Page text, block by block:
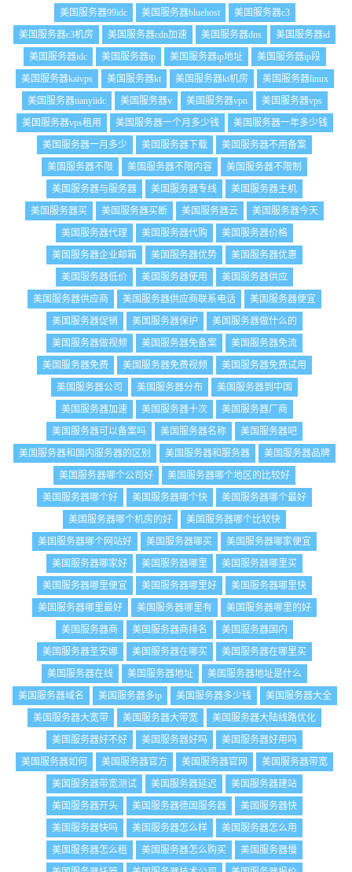
美国服务器99idc
美国服务器bluehost
美国服务器c3
美国服务器c3机房
美国服务器cdn加速 美国服务器dns
美国服务器id
美国服务器idc
美国服务器ip 美国服务器ip地址
美国服务器ip段
美国服务器kaivps
美国服务器kt 美国服务器kt机房
美国服务器linux
美国服务器tianyiidc
美国服务器v 美国服务器vpn
美国服务器vps
美国服务器vps租用
美国服务器一个月多少钱
美国服务器一年多少钱
美国服务器一月多少
美国服务器下载
美国服务器不用备案
美国服务器不限
美国服务器不限内容
美国服务器不限制
美国服务器与服务器
美国服务器专线
美国服务器主机
美国服务器买
美国服务器买断 美国服务器云
美国服务器今天
美国服务器代理
美国服务器代购
美国服务器价格
美国服务器企业邮箱
美国服务器优势
美国服务器优惠
美国服务器低价
美国服务器使用
美国服务器供应
美国服务器供应商
美国服务器供应商联系电话
美国服务器便宜
美国服务器促销
美国服务器保护
美国服务器做什么的
美国服务器做视频
美国服务器免备案
美国服务器免流
美国服务器免费
美国服务器免费视频
美国服务器免费试用
美国服务器公司
美国服务器分布
美国服务器到中国
美国服务器加速
美国服务器十次
美国服务器厂商
美国服务器可以备案吗
美国服务器名称
美国服务器吧
美国服务器和国内服务器的区别
美国服务器和服务器
美国服务器品牌
美国服务器哪个公司好
美国服务器哪个地区的比较好
美国服务器哪个好
美国服务器哪个快
美国服务器哪个最好
美国服务器哪个机房的好
美国服务器哪个比较快
美国服务器哪个网站好
美国服务器哪买
美国服务器哪家便宜
美国服务器哪家好
美国服务器哪里
美国服务器哪里买
美国服务器哪里便宜
美国服务器哪里好
美国服务器哪里快
美国服务器哪里最好
美国服务器哪里有
美国服务器哪里的好
美国服务器商
美国服务器商排名
美国服务器国内
美国服务器圣安娜
美国服务器在哪买
美国服务器在哪里买
美国服务器在线
美国服务器地址
美国服务器地址是什么
美国服务器域名
美国服务器多ip 美国服务器多少钱
美国服务器大全
美国服务器大宽带
美国服务器大带宽
美国服务器大陆线路优化
美国服务器好不好
美国服务器好吗
美国服务器好用吗
美国服务器如何
美国服务器官方 美国服务器官网
美国服务器带宽
美国服务器带宽测试
美国服务器延迟
美国服务器建站
美国服务器开头
美国服务器德国服务器
美国服务器快
美国服务器快吗
美国服务器怎么样
美国服务器怎么用
美国服务器怎么租
美国服务器怎么购买
美国服务器慢